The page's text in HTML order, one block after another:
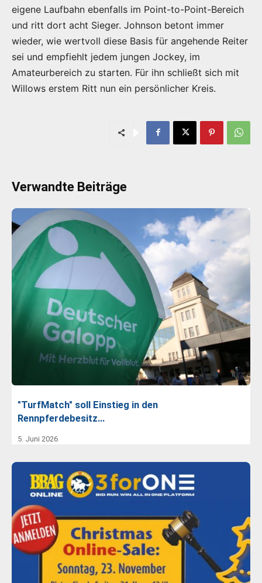
eigene Laufbahn ebenfalls im Point-to-Point-Bereich
und ritt dort acht Sieger. Johnson betont immer
wieder, wie wertvoll diese Basis für angehende Reiter
sei und empfiehlt jedem jungen Jockey, im
Amateurbereich zu starten. Für ihn schließt sich mit
Willows erstem Ritt nun ein persönlicher Kreis.
Verwandte Beiträge
"TurfMatch" soll Einstieg in den
Rennpferdebesitz…
5. Juni 2026